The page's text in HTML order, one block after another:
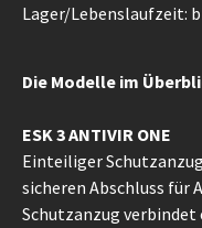
Lager/Lebenslaufzeit:
Die Modelle im
ESK 3 ANTIVIR ONE
Einteiliger
sicheren Abschluss für
Schutzanzug